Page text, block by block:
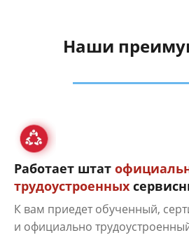
Наши
Работает штат
трудоустроенных
К вам приедет обученный,
и официально